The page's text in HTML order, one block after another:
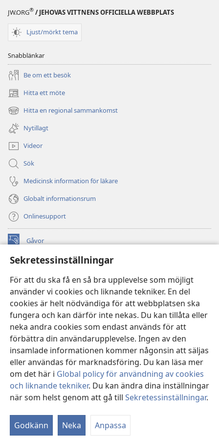
Sekretessinställningar
För att du ska få en så bra upplevelse som möjligt
använder vi cookies och liknande tekniker. En del
cookies är helt nödvändiga för att webbplatsen ska
fungera och kan därför inte nekas. Du kan tillåta eller
neka andra cookies som endast används för att
förbättra din användarupplevelse. Ingen av den
insamlade informationen kommer någonsin att säljas
eller användas för marknadsföring. Du kan läsa mer
om det här i Global policy för användning av cookies
och liknande tekniker. Du kan ändra dina inställningar
när som helst genom att gå till Sekretessinställningar.
Godkänn Neka Anpassa
JW.ORG® / JEHOVAS VITTNENS OFFICIELLA WEBBPLATS
Ljust/mörkt tema
Snabblänkar
Be om ett besök
Hitta ett möte
(öppnar
nytt
fönster)
Hitta en regional sammankomst
(öppnar
nytt
fönster)
Nytillagt
Videor
Sök
Medicinsk information för läkare
Globalt informationsrum
Onlinesupport
Gåvor
(öppnar
fönster) Watchtower ONLINE LIBRARY™
nytt
fönster)JW Hub ®
(öppnar
nytt
fönster)JW Library
Watchtower Library
Copyright© 2026 Watch Tower Bible and Tract Society of Pennsylvania.
ANVÄNDARVILLKOR | SEKRETESSPOLICY|
SEKRETESSINSTÄLLNINGAR